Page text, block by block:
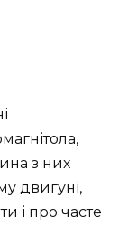
з них
двигуні,
і про часте